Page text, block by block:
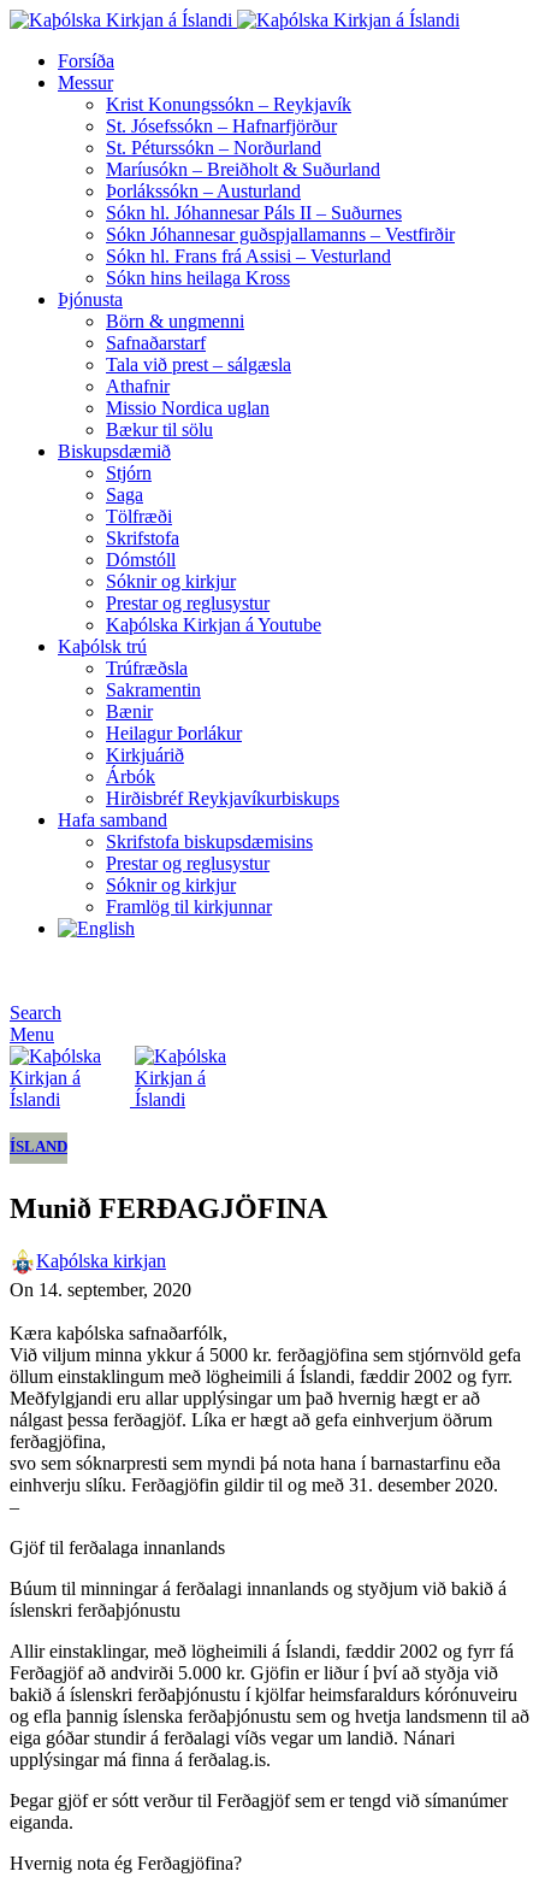
Forsíða
Messur
Krist Konungssókn – Reykjavík
St. Jósefssókn – Hafnarfjörður
St. Péturssókn – Norðurland
Maríusókn – Breiðholt & Suðurland
Þorlákssókn – Austurland
Sókn hl. Jóhannesar Páls II – Suðurnes
Sókn Jóhannesar guðspjallamanns – Vestfirðir
Sókn hl. Frans frá Assisi – Vesturland
Sókn hins heilaga Kross
Þjónusta
Börn & ungmenni
Safnaðarstarf
Tala við prest – sálgæsla
Athafnir
Missio Nordica uglan
Bækur til sölu
Biskupsdæmið
Stjórn
Saga
Tölfræði
Skrifstofa
Dómstóll
Sóknir og kirkjur
Prestar og reglusystur
Kaþólska Kirkjan á Youtube
Kaþólsk trú
Trúfræðsla
Sakramentin
Bænir
Heilagur Þorlákur
Kirkjuárið
Árbók
Hirðisbréf Reykjavíkurbiskups
Hafa samband
Skrifstofa biskupsdæmisins
Prestar og reglusystur
Sóknir og kirkjur
Framlög til kirkjunnar
Search
Menu
ÍSLAND
Munið FERÐAGJÖFINA
Kaþólska kirkjan
On 14. september, 2020
Kæra kaþólska safnaðarfólk,
Við viljum minna ykkur á 5000 kr. ferðagjöfina sem stjórnvöld gefa
öllum einstaklingum með lögheimili á Íslandi, fæddir 2002 og fyrr.
Meðfylgjandi eru allar upplýsingar um það hvernig hægt er að
nálgast þessa ferðagjöf. Líka er hægt að gefa einhverjum öðrum
ferðagjöfina,
svo sem sóknarpresti sem myndi þá nota hana í barnastarfinu eða
einhverju slíku. Ferðagjöfin gildir til og með 31. desember 2020.
–
Gjöf til ferðalaga innanlands
Búum til minningar á ferðalagi innanlands og styðjum við bakið á
íslenskri ferðaþjónustu
Allir einstaklingar, með lögheimili á Íslandi, fæddir 2002 og fyrr fá
Ferðagjöf að andvirði 5.000 kr. Gjöfin er liður í því að styðja við
bakið á íslenskri ferðaþjónustu í kjölfar heimsfaraldurs kórónuveiru
og efla þannig íslenska ferðaþjónustu sem og hvetja landsmenn til að
eiga góðar stundir á ferðalagi víðs vegar um landið. Nánari
upplýsingar má finna á ferðalag.is.
Þegar gjöf er sótt verður til Ferðagjöf sem er tengd við símanúmer
eiganda.
Hvernig nota ég Ferðagjöfina?